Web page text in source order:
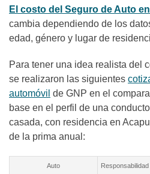
El costo del Seguro de Auto
cambia dependiendo de los
edad, género y lugar de
Para tener una idea realista del
se realizaron las siguientes
automóvil de GNP en el
base en el perfil de una
casada, con residencia en
de la prima anual:
Auto Responsabilidad